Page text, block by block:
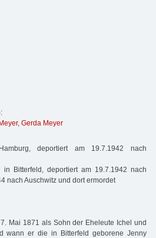
:
, Gerda Meyer
deportiert am 19.7.1942 nach
Bitterfeld, deportiert am 19.7.1942 nach
nach Auschwitz und dort ermordet
Mai 1871 als Sohn der Eheleute Ichel und
wann er die in Bitterfeld geborene Jenny